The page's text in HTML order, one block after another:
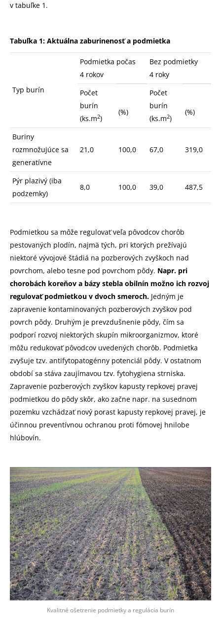
v tabuľke 1.
Tabuľka 1: Aktuálna zaburinenosť a podmietka
Typ burín
Podmietka počas
4 rokov
Bez podmietky
4 roky
Počet
burín
(ks.m2)
(%)
Počet
burín
(ks.m2)
(%)
Buriny
rozmnožujúce sa
generatívne
21,0 100,0 67,0 319,0
Pýr plazivý (iba
podzemky)
8,0 100,0 39,0 487,5
Podmietkou sa môže regulovať veľa pôvodcov chorôb
pestovaných plodín, najmä tých, pri ktorých prežívajú
niektoré vývojové štádiá na pozberových zvyškoch nad
povrchom, alebo tesne pod povrchom pôdy. Napr. pri
chorobách koreňov a bázy stebla obilnín možno ich rozvoj
regulovať podmietkou v dvoch smeroch. Jedným je
zapravenie kontaminovaných pozberových zvyškov pod
povrch pôdy. Druhým je prevzdušnenie pôdy, čím sa
podporí rozvoj niektorých skupín mikroorganizmov, ktoré
môžu redukovať pôvodcov uvedených chorôb. Podmietka
zvyšuje tzv. antifytopatogénny potenciál pôdy. V ostatnom
období sa stáva zaujímavou tzv. fytohygiena strniska.
Zapravenie pozberových zvyškov kapusty repkovej pravej
podmietkou do pôdy skôr, ako začne napr. na susednom
pozemku vzchádzať nový porast kapusty repkovej pravej, je
účinnou preventívnou ochranou proti fómovej hnilobe
hlúbovín.
Kvalitné ošetrenie podmietky a regulácia burín